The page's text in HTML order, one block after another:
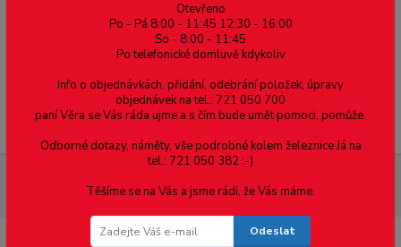
Menu
izolované, RP25, TT, MD 3002
Otevřeno
Po - Pá 8:00 - 11:45 12:30 - 16:00
So - 8:00 - 11:45
Po telefonické domluvě kdykoliv
Info o objednávkách, přidání, odebrání položek, úpravy
objednávek na tel.: 721 050 700
paní Věra se Vás ráda ujme a s čím bude umět pomoci, pomůže.
Odborné dotazy, náměty, vše podrobné kolem železnice Já na
tel.: 721 050 382 :-)
Těšíme se na Vás a jsme rádi, že Vás máme.
Odeslat